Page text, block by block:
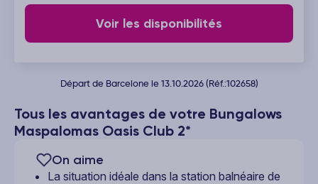
Tous les avantages de votre Bungalows
Maspalomas Oasis Club 2*
On aime
La situation idéale dans la station balnéaire de
Voir les disponibilités
Départ de Barcelone le 13.10.2026 (Réf.:102658)